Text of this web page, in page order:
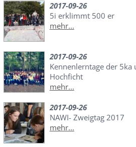
2017-09-26
5i erklimmt 500 er
mehr...
2017-09-26
Kennenlerntage der
Hochficht
mehr...
2017-09-26
NAWI- Zweigtag 2017
mehr...